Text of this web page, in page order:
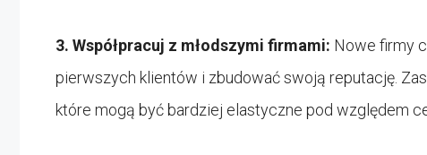
3. Współpracuj z młodszymi firmami: Nowe firmy
pierwszych klientów i zbudować swoją reputację.
które mogą być bardziej elastyczne pod względem